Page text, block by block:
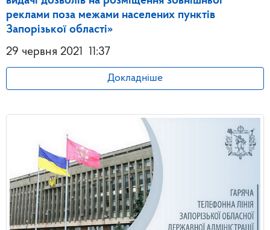
реклами поза межами населених пунктів
Запорізької області»
29 червня 2021
11:37
Докладніше